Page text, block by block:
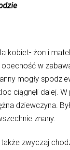
kobiet- żon i
w
mogły
ciągnęli dalej.
dziewczyna.
znany.
zwyczaj